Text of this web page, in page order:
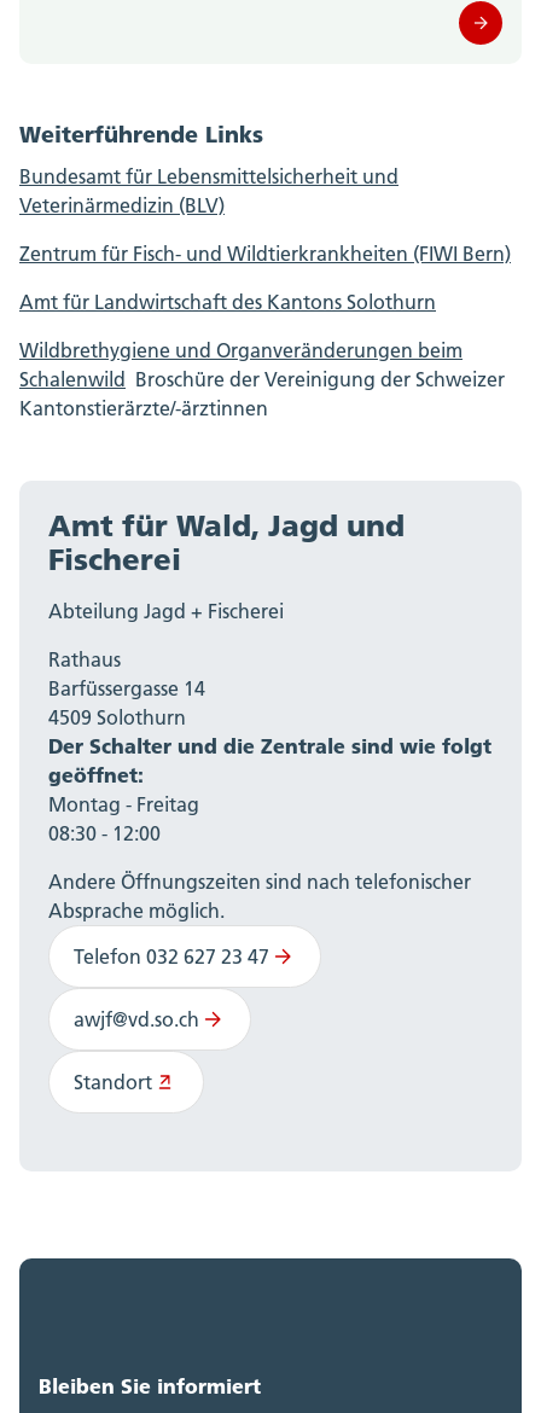
Weiterführende Links
Bundesamt für Lebensmittelsicherheit und
Veterinärmedizin (BLV)
Zentrum für Fisch- und Wildtierkrankheiten (FIWI Bern)
Amt für Landwirtschaft des Kantons Solothurn
Wildbrethygiene und Organveränderungen beim
Schalenwild Broschüre der Vereinigung der Schweizer
Kantonstierärzte/-ärztinnen
Amt für Wald, Jagd und
Fischerei
Abteilung Jagd + Fischerei
Rathaus
Barfüssergasse 14
4509 Solothurn
Der Schalter und die Zentrale sind wie folgt
geöffnet:
Montag - Freitag
08:30 - 12:00
Andere Öffnungszeiten sind nach telefonischer
Absprache möglich.
Telefon 032 627 23 47
awjf@vd.so.ch
Standort
Bleiben Sie informiert